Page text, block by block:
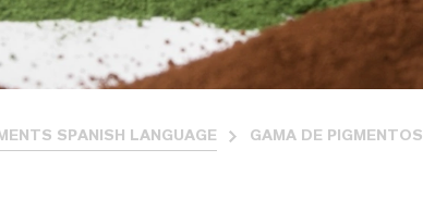
SPANISH LANGUAGE GAMA DE PIGMENTOS